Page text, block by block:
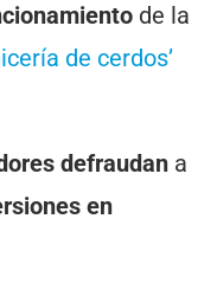
de la
de cerdos’
defraudan a
en